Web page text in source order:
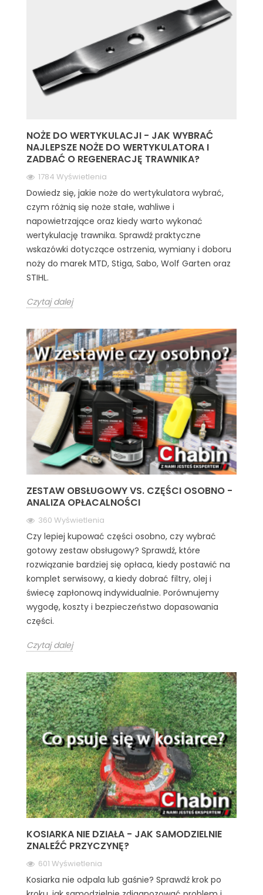
NOŻE DO WERTYKULACJI - JAK WYBRAĆ
NAJLEPSZE NOŻE DO WERTYKULATORA I
ZADBAĆ O REGENERACJĘ TRAWNIKA?
1784 Wyświetlenia
Dowiedz się, jakie noże do wertykulatora wybrać,
czym różnią się noże stałe, wahliwe i
napowietrzające oraz kiedy warto wykonać
wertykulację trawnika. Sprawdź praktyczne
wskazówki dotyczące ostrzenia, wymiany i doboru
noży do marek MTD, Stiga, Sabo, Wolf Garten oraz
STIHL.
Czytaj dalej
ZESTAW OBSŁUGOWY VS. CZĘŚCI OSOBNO -
ANALIZA OPŁACALNOŚCI
360 Wyświetlenia
Czy lepiej kupować części osobno, czy wybrać
gotowy zestaw obsługowy? Sprawdź, które
rozwiązanie bardziej się opłaca, kiedy postawić na
komplet serwisowy, a kiedy dobrać filtry, olej i
świecę zapłonową indywidualnie. Porównujemy
wygodę, koszty i bezpieczeństwo dopasowania
części.
Czytaj dalej
KOSIARKA NIE DZIAŁA - JAK SAMODZIELNIE
ZNALEŹĆ PRZYCZYNĘ?
601 Wyświetlenia
Kosiarka nie odpala lub gaśnie? Sprawdź krok po